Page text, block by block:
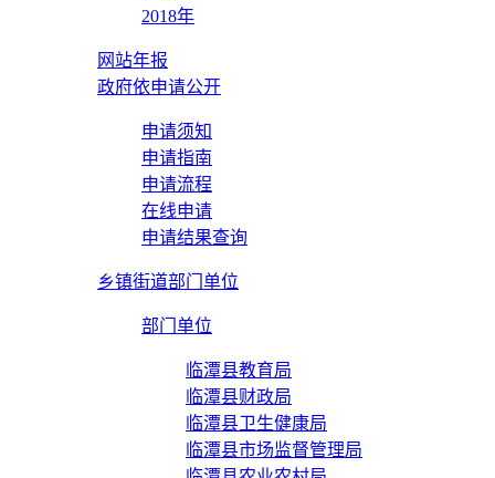
2018年
网站年报
政府依申请公开
申请须知
申请指南
申请流程
在线申请
申请结果查询
乡镇街道部门单位
部门单位
临潭县教育局
临潭县财政局
临潭县卫生健康局
临潭县市场监督管理局